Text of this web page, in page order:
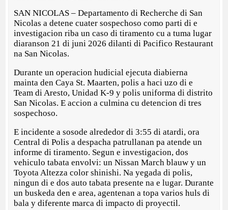
SAN NICOLAS – Departamento di Recherche di San
Nicolas a detene cuater sospechoso como parti di e
investigacion riba un caso di tiramento cu a tuma lugar
diaranson 21 di juni 2026 dilanti di Pacifico Restaurant
na San Nicolas.
Durante un operacion hudicial ejecuta diabierna
mainta den Caya St. Maarten, polis a haci uzo di e
Team di Aresto, Unidad K-9 y polis uniforma di distrito
San Nicolas. E accion a culmina cu detencion di tres
sospechoso.
E incidente a sosode alrededor di 3:55 di atardi, ora
Central di Polis a despacha patrullanan pa atende un
informe di tiramento. Segun e investigacion, dos
vehiculo tabata envolvi: un Nissan March blauw y un
Toyota Altezza color shinishi. Na yegada di polis,
ningun di e dos auto tabata presente na e lugar. Durante
un buskeda den e area, agentenan a topa varios huls di
bala y diferente marca di impacto di proyectil.